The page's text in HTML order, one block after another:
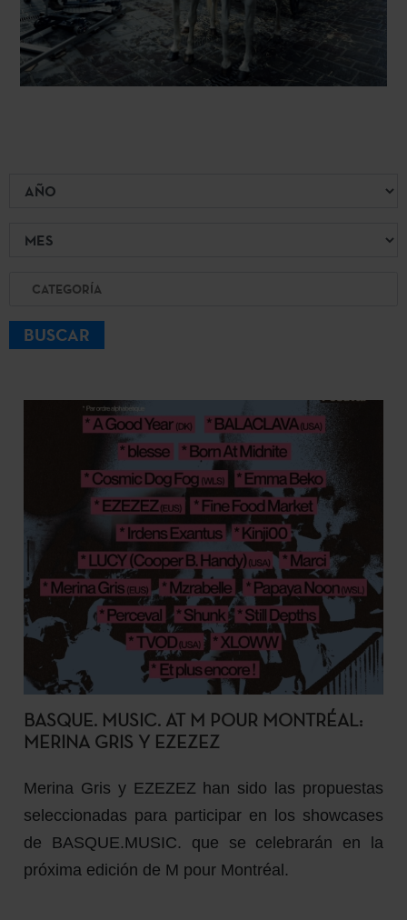
Año
Mes
Categoría
BUSCAR
BASQUE. MUSIC. AT M POUR MONTRÉAL:
MERINA GRIS Y EZEZEZ
Merina Gris y EZEZEZ han sido las propuestas
seleccionadas para participar en los showcases
de BASQUE.MUSIC. que se celebrarán en la
próxima edición de M pour Montréal.